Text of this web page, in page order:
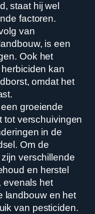
staat hij wel
factoren.
van
is een
Ook het
kan
omdat het
groeiende
tot verschuivingen
in de
Om de
verschillende
en herstel
evenals het
landbouw en het
van pesticiden.